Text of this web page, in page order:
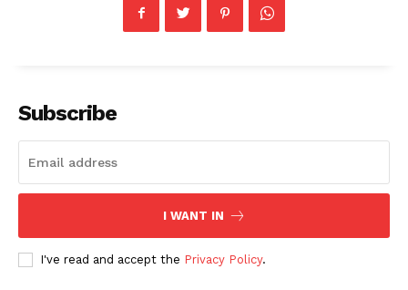
Subscribe
I WANT IN
I've read and accept the Privacy Policy.